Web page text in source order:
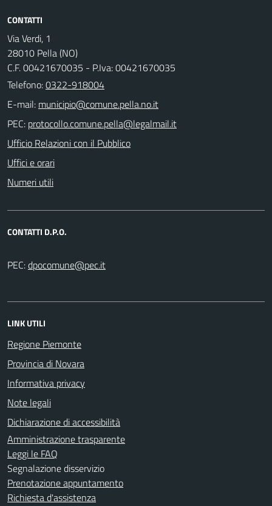
CONTATTI
Via Verdi, 1
28010 Pella (NO)
C.F. 00421670035 - P.Iva: 00421670035
Telefono:0322-918004
E-mail:
PEC:
Ufficio Relazioni con il Pubblico
Uffici e orari
Numeri utili
CONTATTI D.P.O.
PEC:
LINK UTILI
Regione Piemonte
Provincia di Novara
Informativa privacy
Note legali
Dichiarazione di accessibilità
Amministrazione trasparente
Leggi le FAQ
Segnalazione disservizio
Prenotazione appuntamento
Richiesta d'assistenza